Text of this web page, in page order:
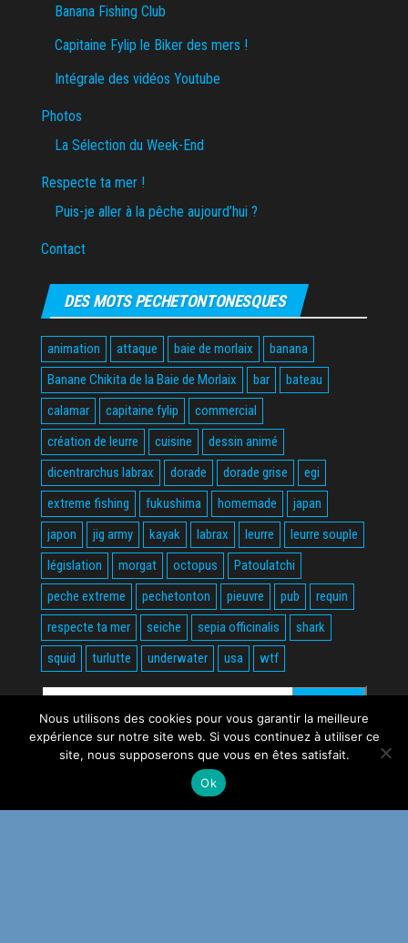
Banana Fishing Club
Capitaine Fylip le Biker des mers !
Intégrale des vidéos Youtube
Photos
La Sélection du Week-End
Respecte ta mer !
Puis-je aller à la pêche aujourd’hui ?
Contact
DES MOTS PECHETONTONESQUES
animation attaque baie de morlaix
banana
Banane Chikita de la Baie de Morlaix
bar
bateau
calamar
capitaine fylip
commercial
création de leurre
cuisine
dessin animé
dicentrarchus labrax
dorade dorade grise
egi
extreme fishing
fukushima homemade
japan
japon
jig army kayak labrax leurre
leurre souple
législation
morgat octopus
Patoulatchi
peche extreme
pechetonton pieuvre pub
requin
respecte ta mer
seiche sepia officinalis
shark
squid
turlutte underwater usa wtf
Rechercher :
WordPress
Nous utilisons des cookies pour vous garantir la meilleure
expérience sur notre site web. Si vous continuez à utiliser ce
site, nous supposerons que vous en êtes satisfait.
Ok